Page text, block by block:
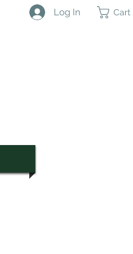
Log In Cart